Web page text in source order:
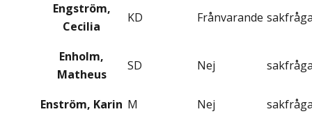
Engström,
Cecilia
KD Frånvarande
Enholm,
Matheus
SD Nej
Enström, Karin M Nej